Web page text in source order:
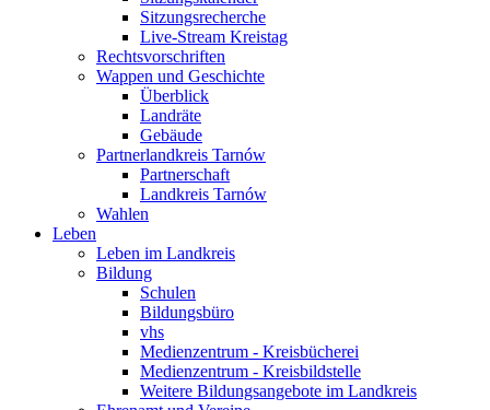
Sitzungsrecherche
Live-Stream Kreistag
Rechtsvorschriften
Wappen und Geschichte
Überblick
Landräte
Gebäude
Partnerlandkreis Tarnów
Partnerschaft
Landkreis Tarnów
Wahlen
Leben
Leben im Landkreis
Bildung
Schulen
Bildungsbüro
vhs
Medienzentrum - Kreisbücherei
Medienzentrum - Kreisbildstelle
Weitere Bildungsangebote im Landkreis